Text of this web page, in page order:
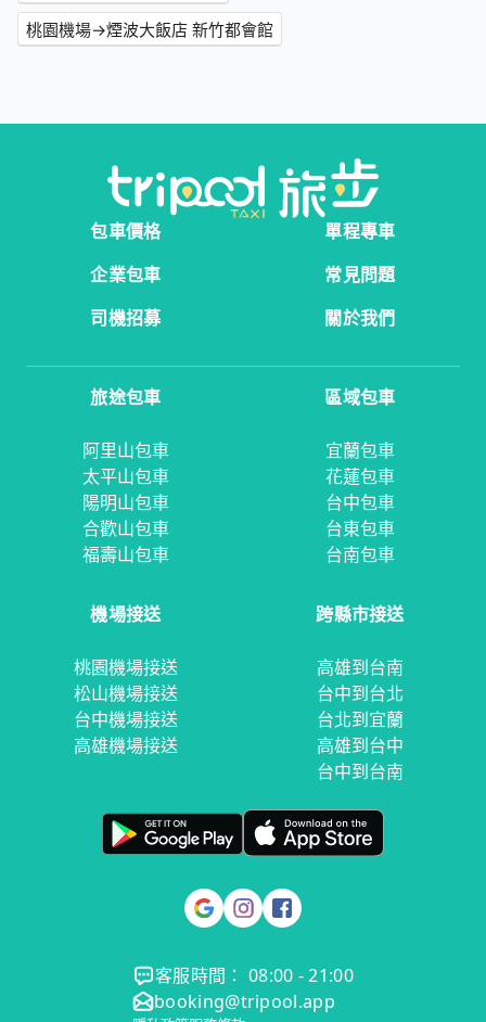
桃園機場→煙波大飯店 新竹都會館
包車價格
單程專車
企業包車
常見問題
司機招募
關於我們
旅途包車
阿里山包車
太平山包車
陽明山包車
合歡山包車
福壽山包車
區域包車
宜蘭包車
花蓮包車
台中包車
台東包車
台南包車
機場接送
桃園機場接送
松山機場接送
台中機場接送
高雄機場接送
跨縣市接送
高雄到台南
台中到台北
台北到宜蘭
高雄到台中
台中到台南
客服時間： 08:00 - 21:00
booking@tripool.app